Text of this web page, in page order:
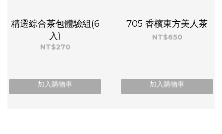
精選綜合茶包體驗組(6
入)
NT$270
加入購物車
705 香檳東方美人茶
NT$650
加入購物車